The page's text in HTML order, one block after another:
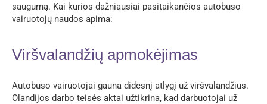
saugumą. Kai kurios dažniausiai pasitaikančios autobuso
vairuotojų naudos apima:
Viršvalandžių apmokėjimas
Autobuso vairuotojai gauna didesnį atlygį už viršvalandžius.
Olandijos darbo teisės aktai užtikrina, kad darbuotojai už